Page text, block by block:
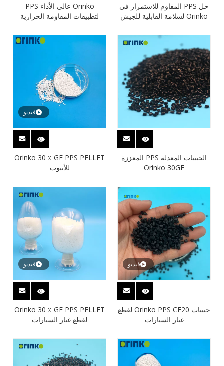
حل PPS المقاوم للاستمرار في
Orinko لسلامة القابلية للجيش
Orinko عالي الأداء PPS
لتطبيقات المقاومة الحرارية
الحبيبات المعدلة PPS المعززة
Orinko 30GF
فيديو
Orinko 30 ٪ GF PPS PELLET
للأنبوب
فيديو
حبيبات Orinko PPS CF20 لقطع
غيار السيارات
فيديو
Orinko 30 ٪ GF PPS PELLET
لقطع غيار السيارات